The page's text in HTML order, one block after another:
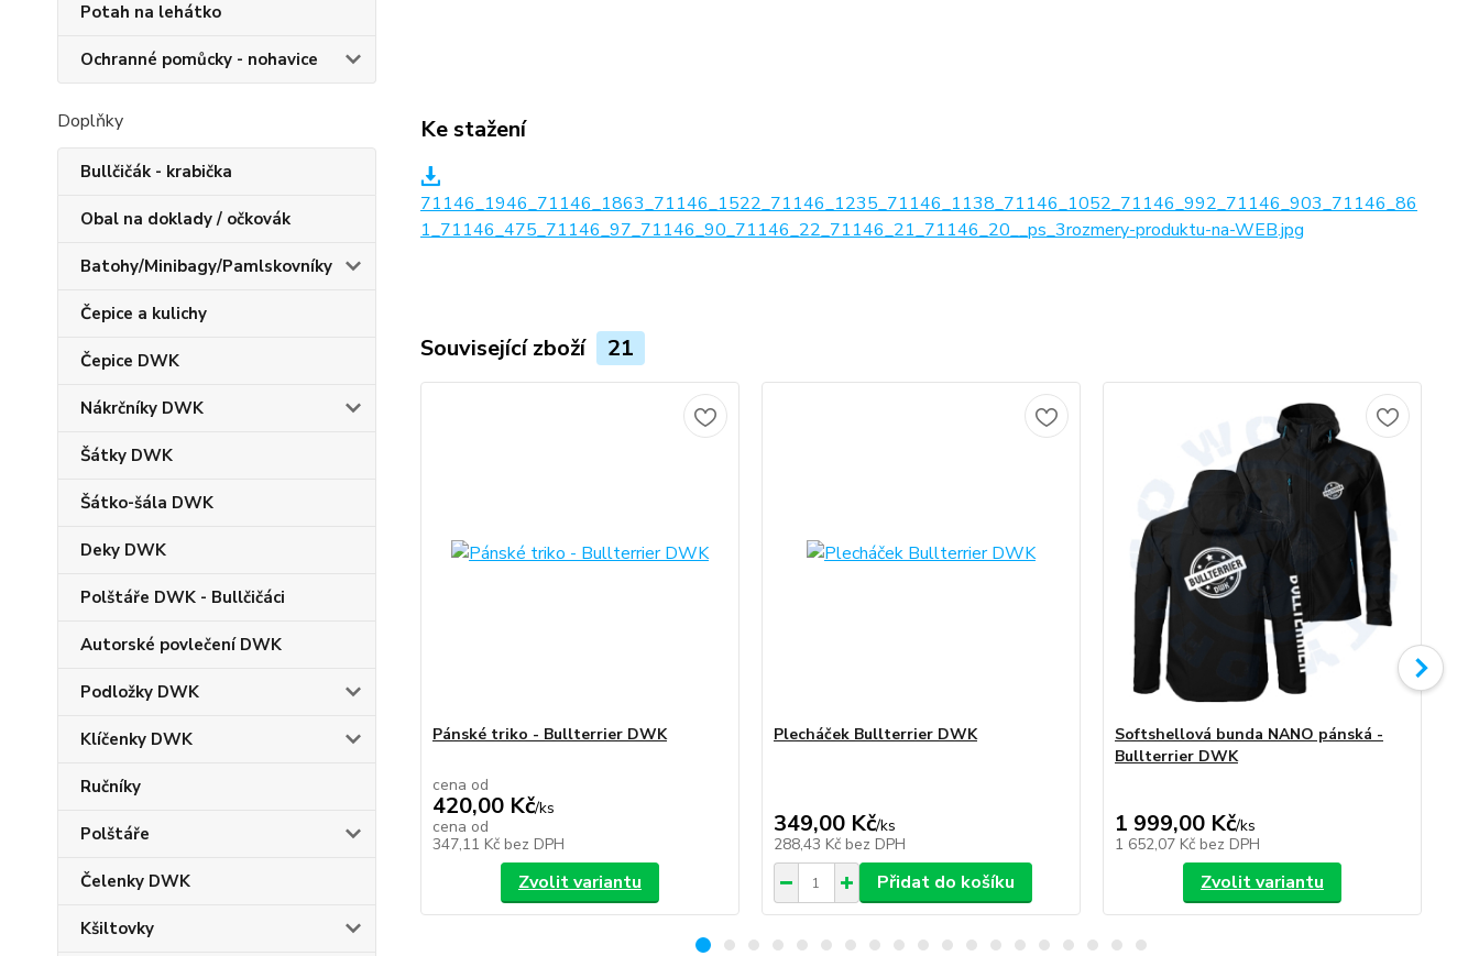
Potah na lehátko
Ochranné pomůcky - nohavice
Doplňky
Bullčičák - krabička
Obal na doklady / očkovák
Batohy/Minibagy/Pamlskovníky
Čepice a kulichy
Čepice DWK
Nákrčníky DWK
Šátky DWK
Šátko-šála DWK
Deky DWK
Polštáře DWK - Bullčičáci
Autorské povlečení DWK
Podložky DWK
Klíčenky DWK
Ručníky
Polštáře
Čelenky DWK
Kšiltovky
Ke stažení
71146_1946_71146_1863_71146_1522_71146_1235_71146_1138_71146_1052_71146_992_71146_903_71146_86
1_71146_475_71146_97_71146_90_71146_22_71146_21_71146_20__ps_3rozmery-produktu-na-WEB.jpg
Související zboží 21
Pánské triko - Bullterrier DWK
cena od
420,00 Kč/ks
cena od
347,11 Kč bez DPH
Zvolit variantu
Plecháček Bullterrier DWK
349,00 Kč/ks
288,43 Kč bez DPH
Přidat do košíku
Softshellová bunda NANO pánská -
Bullterrier DWK
1 999,00 Kč/ks
1 652,07 Kč bez DPH
Zvolit variantu